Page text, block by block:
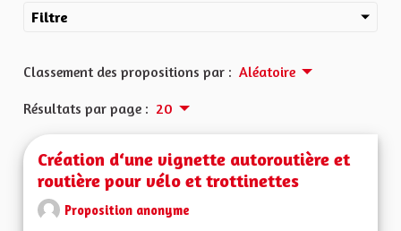
Filtre
Classement des propositions par : Aléatoire
Résultats par page : 20
Création d‘une vignette autoroutière et
routière pour vélo et trottinettes
Proposition anonyme